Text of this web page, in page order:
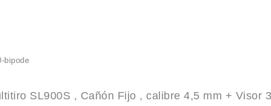
SL900S , Cañón Fijo , calibre 4,5 mm + Visor